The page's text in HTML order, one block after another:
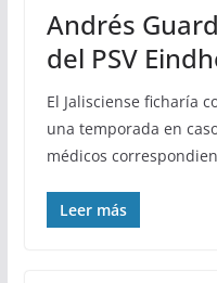
Andrés
del PSV
El Jalisciense ficharía
una temporada en
médicos
Leer más